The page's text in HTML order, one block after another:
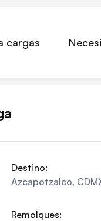
cargas
Destino:
Azcapotzalco,
Remolques: